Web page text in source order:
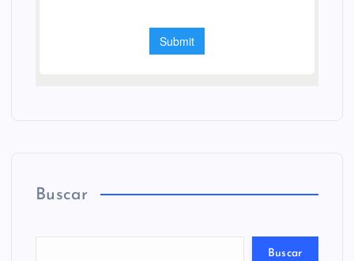
Buscar
Buscar